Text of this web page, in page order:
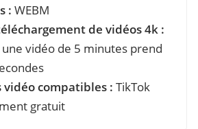
: WEBM
de vidéos 4k :
vidéo de 5 minutes prend
vidéo compatibles : TikTok
gratuit